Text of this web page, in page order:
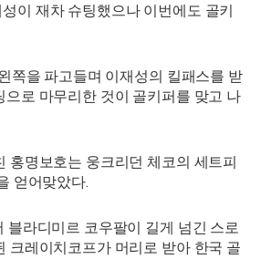
이 재차 슈팅했으나 이번에도 골키
쪽을 파고들며 이재성의 킬패스를 받
으로 마무리한 것이 골키퍼를 맞고 나
홍명보호는 웅크리던 체코의 세트피
얻어맞았다.
블라디미르 코우팔이 길게 넘긴 스로
크레이치코프가 머리로 받아 한국 골